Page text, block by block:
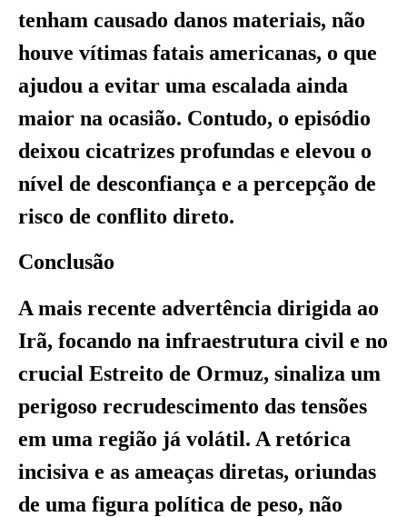
tenham causado danos materiais, não
houve vítimas fatais americanas, o que
ajudou a evitar uma escalada ainda
maior na ocasião. Contudo, o episódio
deixou cicatrizes profundas e elevou o
nível de desconfiança e a percepção de
risco de conflito direto.
Conclusão
A mais recente advertência dirigida ao
Irã, focando na infraestrutura civil e no
crucial Estreito de Ormuz, sinaliza um
perigoso recrudescimento das tensões
em uma região já volátil. A retórica
incisiva e as ameaças diretas, oriundas
de uma figura política de peso, não